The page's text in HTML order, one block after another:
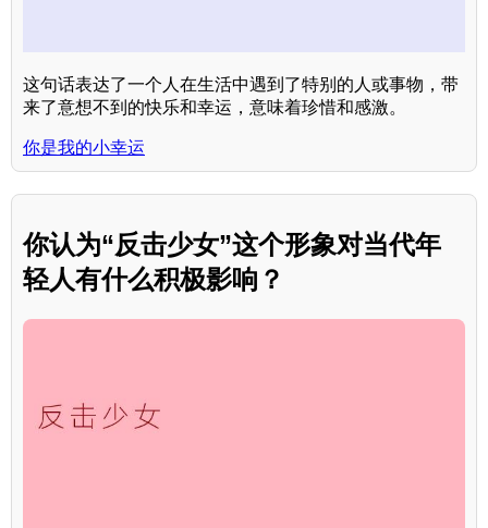
这句话表达了一个人在生活中遇到了特别的人或事物，带
来了意想不到的快乐和幸运，意味着珍惜和感激。
你是我的小幸运
你认为“反击少女”这个形象对当代年
轻人有什么积极影响？